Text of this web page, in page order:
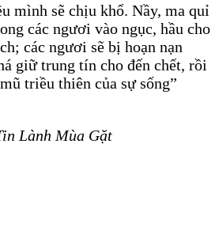
mình sẽ chịu khổ. Nầy, ma quỉ
các ngươi vào ngục, hầu cho
các ngươi sẽ bị hoạn nạn
giữ trung tín cho đến chết, rồi
triều thiên của sự sống”
Lành Mùa Gặt